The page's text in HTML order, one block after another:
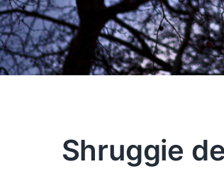
Shruggie